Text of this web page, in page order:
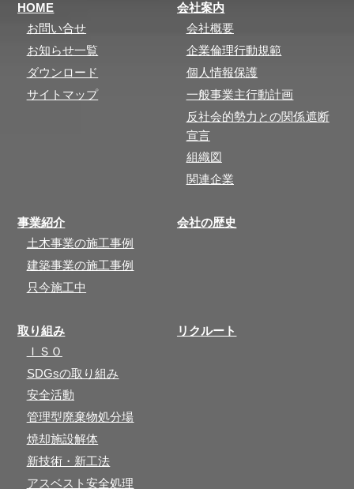
HOME
お問い合せ
お知らせ一覧
ダウンロード
サイトマップ
会社案内
会社概要
企業倫理行動規範
個人情報保護
一般事業主行動計画
反社会的勢力との関係遮断
宣言
組織図
関連企業
事業紹介
土木事業の施工事例
建築事業の施工事例
只今施工中
会社の歴史
取り組み
ＩＳＯ
SDGsの取り組み
安全活動
管理型廃棄物処分場
焼却施設解体
新技術・新工法
アスベスト安全処理
リクルート